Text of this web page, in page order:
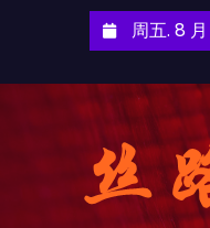
周五. 8